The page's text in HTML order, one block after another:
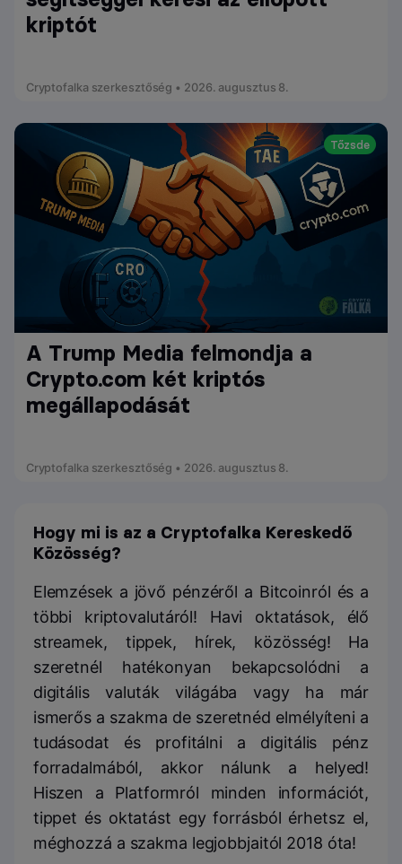
kriptót
Cryptofalka szerkesztőség • 2026. augusztus 8.
Tőzsde
A Trump Media felmondja a
Crypto.com két kriptós
megállapodását
Cryptofalka szerkesztőség • 2026. augusztus 8.
Hogy mi is az a Cryptofalka Kereskedő
Közösség?
Elemzések a jövő pénzéről a Bitcoinról és a
többi kriptovalutáról! Havi oktatások, élő
streamek, tippek, hírek, közösség! Ha
szeretnél hatékonyan bekapcsolódni a
digitális valuták világába vagy ha már
ismerős a szakma de szeretnéd elmélyíteni a
tudásodat és profitálni a digitális pénz
forradalmából, akkor nálunk a helyed!
Hiszen a Platformról minden információt,
tippet és oktatást egy forrásból érhetsz el,
méghozzá a szakma legjobbjaitól 2018 óta!